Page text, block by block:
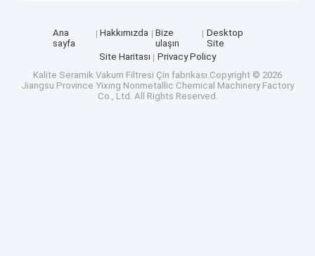
Ana
sayfa
Hakkımızda
Bize
ulaşın
Desktop
Site
Site Haritası
Privacy Policy
Kalite Seramik Vakum Filtresi Çin fabrikası.Copyright © 2026
Jiangsu Province Yixing Nonmetallic Chemical Machinery Factory
Co., Ltd. All Rights Reserved.